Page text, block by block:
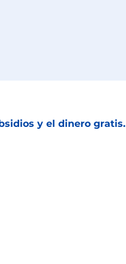
y el dinero gratis.